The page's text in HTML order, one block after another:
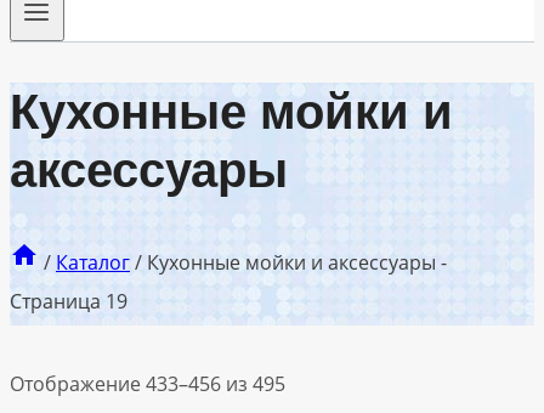
Кухонные мойки и
аксессуары
/ Каталог/ Кухонные мойки и аксессуары -
Страница 19
Отображение 433–456 из 495